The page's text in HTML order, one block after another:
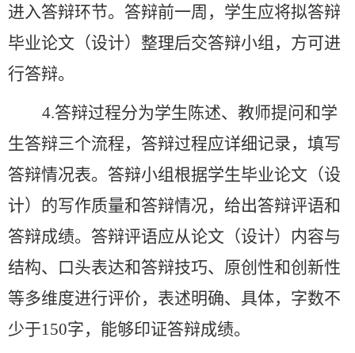
进入答辩环节。 答辩前一周，学生应将拟答辩
毕业论文（设计）整理后交答辩小组，方可进
行答辩。
4.答辩过程分为学生陈述、教师提问和学
生答辩三个流程，答辩过程应详细记录，填写
答辩情况表。答辩小组根据学生毕业论文（设
计）的写作质量和答辩情况，给出答辩评语和
答辩成绩。答辩评语应从论文（设计）内容与
结构、口头表达和答辩技巧、原创性和创新性
等多维度进行评价，表述明确、具体，字数不
少于150字，能够印证答辩成绩。